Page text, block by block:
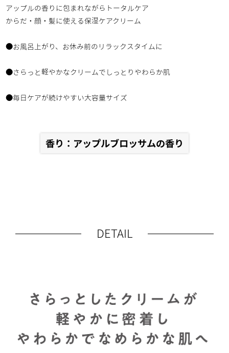
アップルの香りに包まれながらトータルケア
からだ・顔・髪に使える保湿ケアクリーム
●お風呂上がり、お休み前のリラックスタイムに
●さらっと軽やかなクリームでしっとりやわらか肌
●毎日ケアが続けやすい大容量サイズ
香り：アップルブロッサムの香り
DETAIL